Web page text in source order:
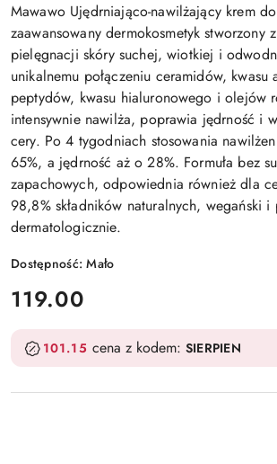
Mawawo Ujędrniająco-nawilżający krem
zaawansowany dermokosmetyk stworzony
pielęgnacji skóry suchej, wiotkiej i
unikalnemu połączeniu ceramidów, kwasu
peptydów, kwasu hialuronowego i olejów
intensywnie nawilża, poprawia jędrność i
cery. Po 4 tygodniach stosowania
65%, a jędrność aż o 28%. Formuła bez
zapachowych, odpowiednia również dla
98,8% składników naturalnych, wegański i
dermatologicznie.
Dostępność:Mało
cena:
119.00
101.15 cena z kodem: SIERPIEN